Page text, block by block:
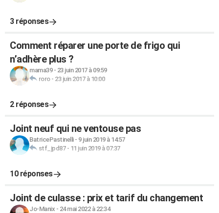
3 réponses
Comment réparer une porte de frigo qui
n’adhère plus ?
mama39- 23 juin 2017 à 09:59
roro- 23 juin 2017 à 10:00
2 réponses
Joint neuf qui ne ventouse pas
BatricePastinelli- 9 juin 2019 à 14:57
stf_jpd87- 11 juin 2019 à 07:37
10 réponses
Joint de culasse : prix et tarif du changement
Jo-Manix - 24 mai 2022 à 22:34